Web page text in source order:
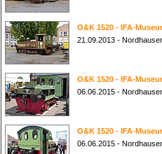
O&K 1520 - IFA-
21.09.2013 -
O&K 1520 - IFA-
06.06.2015 -
O&K 1520 - IFA-
06.06.2015 -